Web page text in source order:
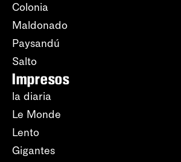
Colonia
Maldonado
Paysandú
Salto
Impresos
la diaria
Le Monde
Lento
Gigantes